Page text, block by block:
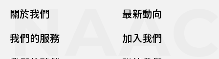
關於我們
我們的服務
最新動向
加入我們